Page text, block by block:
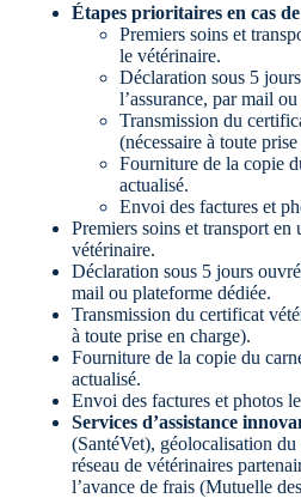
Étapes prioritaires en cas
Premiers soins et
le vétérinaire.
Déclaration sous 5
l’assurance, par mail
Transmission du
(nécessaire à toute
Fourniture de la copie
actualisé.
Envoi des factures et
Premiers soins et transport en
vétérinaire.
Déclaration sous 5 jours
mail ou plateforme dédiée.
Transmission du certificat
à toute prise en charge).
Fourniture de la copie du
actualisé.
Envoi des factures et photos
Services d’assistance
(SantéVet), géolocalisation
réseau de vétérinaires
l’avance de frais (Mutuelle